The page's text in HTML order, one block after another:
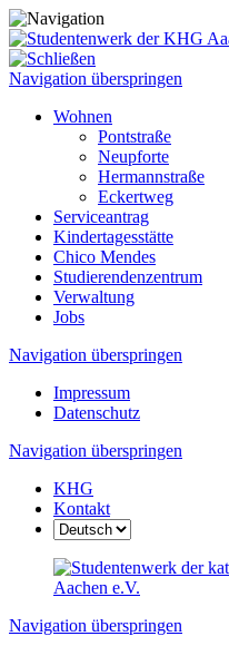
Navigation überspringen
Wohnen
Pontstraße
Neupforte
Hermannstraße
Eckertweg
Serviceantrag
Kindertagesstätte
Chico Mendes
Studierenden­zentrum
Verwaltung
Jobs
Navigation überspringen
Impressum
Datenschutz
Navigation überspringen
KHG
Kontakt
Navigation überspringen